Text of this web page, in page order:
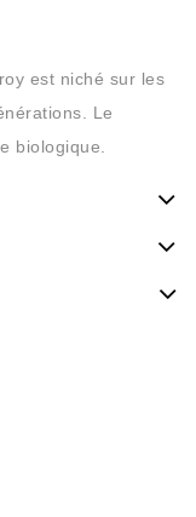
est niché sur les
Le
biologique.